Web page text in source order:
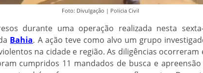
Foto: Divulgação | Policia Civil
durante uma operação realizada nesta
Bahia. A ação teve como alvo um grupo
na cidade e região. As diligências
cumpridos 11 mandados de busca e